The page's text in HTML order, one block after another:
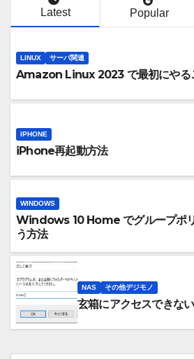
Latest Popular
LINUX サーバ関連
Amazon Linux 2023 で最初にやる
IPHONE
iPhone再起動方法
WINDOWS
Windows 10 Home でグループポ
う方法
NAS その他デジモノ
玄箱にアクセスできな